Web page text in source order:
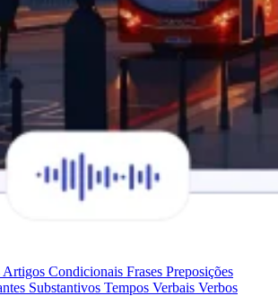
Artigos Condicionais Frases Preposições
Substantivos Tempos Verbais Verbos